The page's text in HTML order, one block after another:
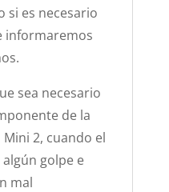
si es necesario
informaremos
sea necesario
de la
Mini 2, cuando el
golpe e
mal